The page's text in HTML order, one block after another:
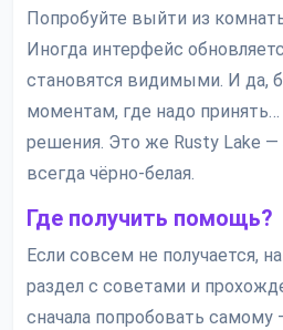
Попробуйте выйти из
Иногда интерфейс
становятся видимыми. И да,
моментам, где надо
решения. Это же Rusty Lake —
всегда чёрно-белая.
Где получить помощь?
Если совсем не получается,
раздел с советами и
сначала попробовать